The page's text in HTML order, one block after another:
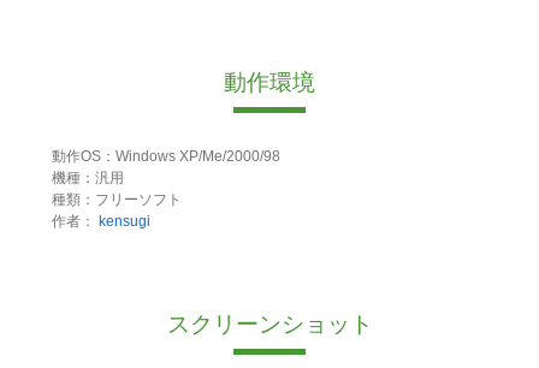
動作環境
動作OS：Windows XP/Me/2000/98
機種：汎用
種類：フリーソフト
作者：
kensugi
スクリーンショット